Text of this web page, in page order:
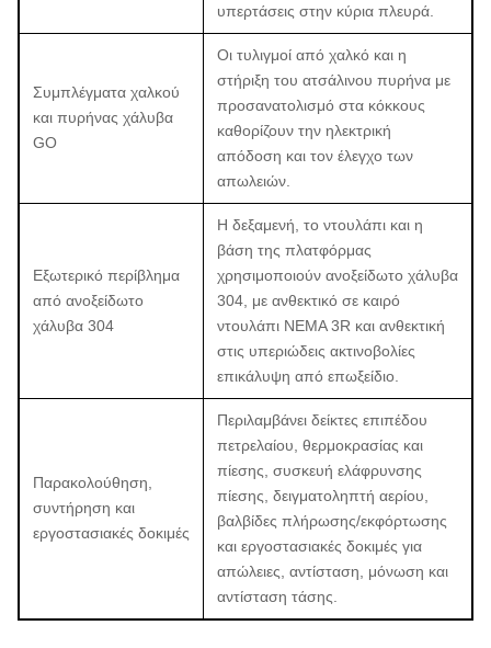
υπερτάσεις στην κύρια πλευρά.
Συμπλέγματα χαλκού
και πυρήνας χάλυβα
GO
Οι τυλιγμοί από χαλκό και η
στήριξη του ατσάλινου πυρήνα με
προσανατολισμό στα κόκκους
καθορίζουν την ηλεκτρική
απόδοση και τον έλεγχο των
απωλειών.
Εξωτερικό περίβλημα
από ανοξείδωτο
χάλυβα 304
Η δεξαμενή, το ντουλάπι και η
βάση της πλατφόρμας
χρησιμοποιούν ανοξείδωτο χάλυβα
304, με ανθεκτικό σε καιρό
ντουλάπι NEMA 3R και ανθεκτική
στις υπεριώδεις ακτινοβολίες
επικάλυψη από επωξείδιο.
Παρακολούθηση,
συντήρηση και
εργοστασιακές δοκιμές
Περιλαμβάνει δείκτες επιπέδου
πετρελαίου, θερμοκρασίας και
πίεσης, συσκευή ελάφρυνσης
πίεσης, δειγματοληπτή αερίου,
βαλβίδες πλήρωσης/εκφόρτωσης
και εργοστασιακές δοκιμές για
απώλειες, αντίσταση, μόνωση και
αντίσταση τάσης.